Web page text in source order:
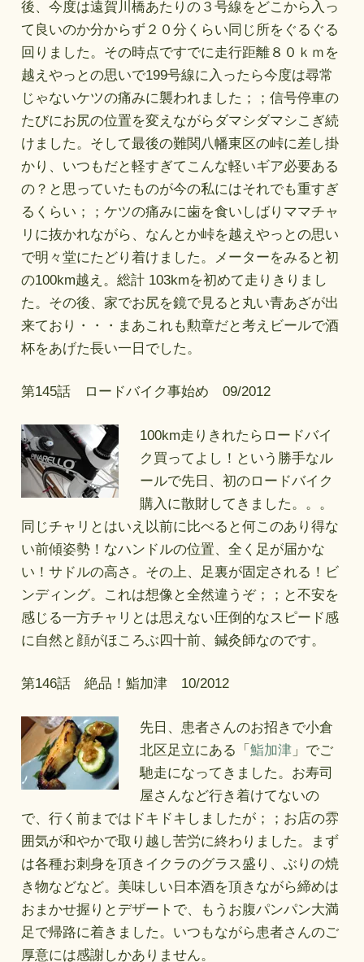
後、今度は遠賀川橋あたりの３号線をどこから入っ
て良いのか分からず２０分くらい同じ所をぐるぐる
回りました。その時点ですでに走行距離８０ｋｍを
越えやっとの思いで199号線に入ったら今度は尋常
じゃないケツの痛みに襲われました；；信号停車の
たびにお尻の位置を変えながらダマシダマシこぎ続
けました。そして最後の難関八幡東区の峠に差し掛
かり、いつもだと軽すぎてこんな軽いギア必要ある
の？と思っていたものが今の私にはそれでも重すぎ
るくらい；；ケツの痛みに歯を食いしばりママチャ
リに抜かれながら、なんとか峠を越えやっとの思い
で明々堂にたどり着けました。メーターをみると初
の100km越え。総計 103kmを初めて走りきりまし
た。その後、家でお尻を鏡で見ると丸い青あざが出
来ており・・・まあこれも勲章だと考えビールで酒
杯をあげた長い一日でした。
第145話 ロードバイク事始め 09/2012
100km走りきれたらロードバイ
ク買ってよし！という勝手なル
ールで先日、初のロードバイク
購入に散財してきました。。。
同じチャリとはいえ以前に比べると何このあり得な
い前傾姿勢！なハンドルの位置、全く足が届かな
い！サドルの高さ。その上、足裏が固定される！ビ
ンディング。これは想像と全然違うぞ；；と不安を
感じる一方チャリとは思えない圧倒的なスピード感
に自然と顔がほころぶ四十前、鍼灸師なのです。
第146話 絶品！鮨加津 10/2012
先日、患者さんのお招きで小倉
北区足立にある「 鮨加津」でご
馳走になってきました。お寿司
屋さんなど行き着けてないの
で、行く前まではドキドキしましたが；；お店の雰
囲気が和やかで取り越し苦労に終わりました。まず
は各種お刺身を頂きイクラのグラス盛り、ぶりの焼
き物などなど。美味しい日本酒を頂きながら締めは
おまかせ握りとデザートで、もうお腹パンパン大満
足で帰路に着きました。いつもながら患者さんのご
厚意には感謝しかありません。